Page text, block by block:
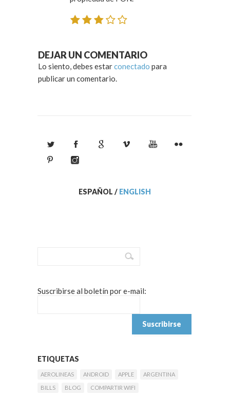
DEJAR UN COMENTARIO
Lo siento, debes estarconectado para
publicar un comentario.
ESPAÑOL / ENGLISH
Suscribirse al boletín por e-mail:
ETIQUETAS
AEROLINEAS ANDROID APPLE
ARGENTINA
BILLS
BLOG
COMPARTIR WIFI